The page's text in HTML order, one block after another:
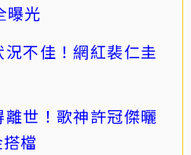
曝光
不佳！網紅裴仁圭
世！歌神許冠傑曬
檔